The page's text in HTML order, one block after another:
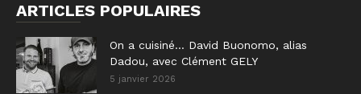
ARTICLES POPULAIRES
On a cuisiné… David Buonomo, alias
Dadou, avec Clément GELY
5 janvier 2026